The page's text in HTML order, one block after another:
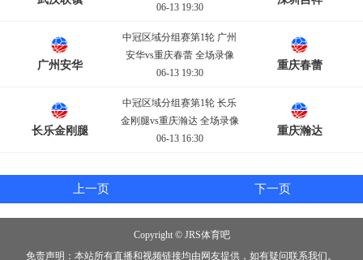
06-13 19:30
广州安华
中冠区域分组赛第1轮 广州
安华vs重庆春蕾 全场录像
06-13 19:30
重庆春蕾
长乐金刚腿
中冠区域分组赛第1轮 长乐
金刚腿vs重庆瀚达 全场录像
06-13 16:30
重庆瀚达
上一页 下一页
Copyright © JRS体育吧
免责声明：本站所有直播和视频链接均由网友提供，如有疑问联系我们。